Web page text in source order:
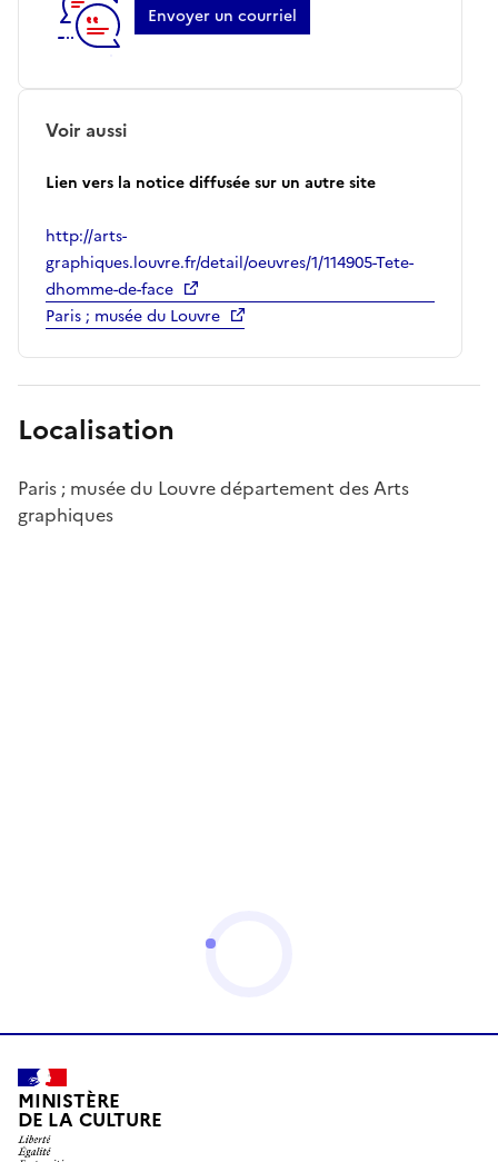
Envoyer un courriel
Voir aussi
Lien vers la notice diffusée sur un autre site
http://arts-
graphiques.louvre.fr/detail/oeuvres/1/114905-Tete-
dhomme-de-face
Paris ; musée du Louvre
Localisation
Paris ; musée du Louvre département des Arts
graphiques
MINISTÈRE
DE LA CULTURE